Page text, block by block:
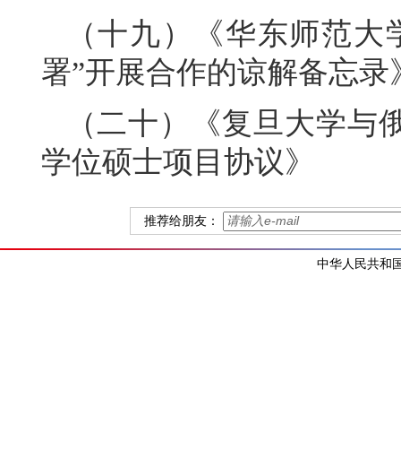
（十九）《华东师范
署”开展合作的谅解备忘录
（二十）《复旦大学
学位硕士项目协议》
推荐给朋友：
中华人民共和